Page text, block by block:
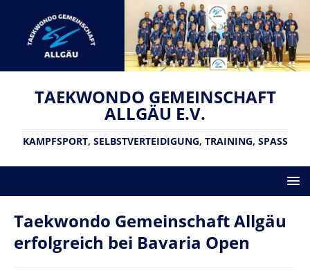
TAEKWONDO GEMEINSCHAFT
ALLGÄU E.V.
KAMPFSPORT, SELBSTVERTEIDIGUNG, TRAINING, SPASS
Taekwondo Gemeinschaft Allgäu
erfolgreich bei Bavaria Open